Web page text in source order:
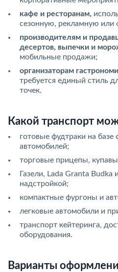
кафе и ресторанам,
сезонную, рекламную или
производителям и
десертов, выпечки и
мобильные продажи;
организаторам
требуется единый стиль
точек.
Какой транспорт
готовые фудтраки на базе
автомобилей;
торговые прицепы,
Газели, Lada Granta Budka
надстройкой;
компактные фургоны и
легковые автомобили и
транспорт кейтеринга,
оборудования.
Варианты